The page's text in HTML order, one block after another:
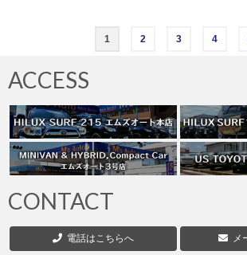
稿
の
ペ
ー
ジ
送
1 2 3 4
ACCESS
CONTACT
電話はこちらへ メ